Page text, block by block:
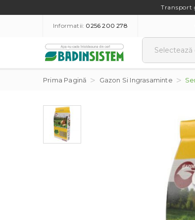
Transport
Informatii: 0256 200 278
Prima Pagină Gazon Si Ingrasaminte